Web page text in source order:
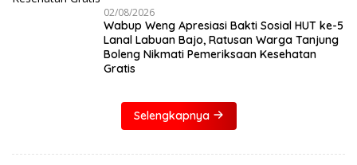
02/08/2026
Wabup Weng Apresiasi Bakti Sosial HUT ke-5
Lanal Labuan Bajo, Ratusan Warga Tanjung
Boleng Nikmati Pemeriksaan Kesehatan
Gratis
Selengkapnya